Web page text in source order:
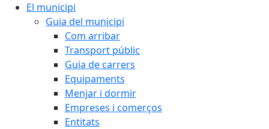
El municipi
Guia del municipi
Com arribar
Transport públic
Guia de carrers
Equipaments
Menjar i dormir
Empreses i comerços
Entitats